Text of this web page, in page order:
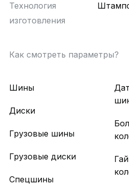
Технология
изготовления
Как смотреть параметры?
Шины
Диски
Грузовые шины
Грузовые диски
Спецшины